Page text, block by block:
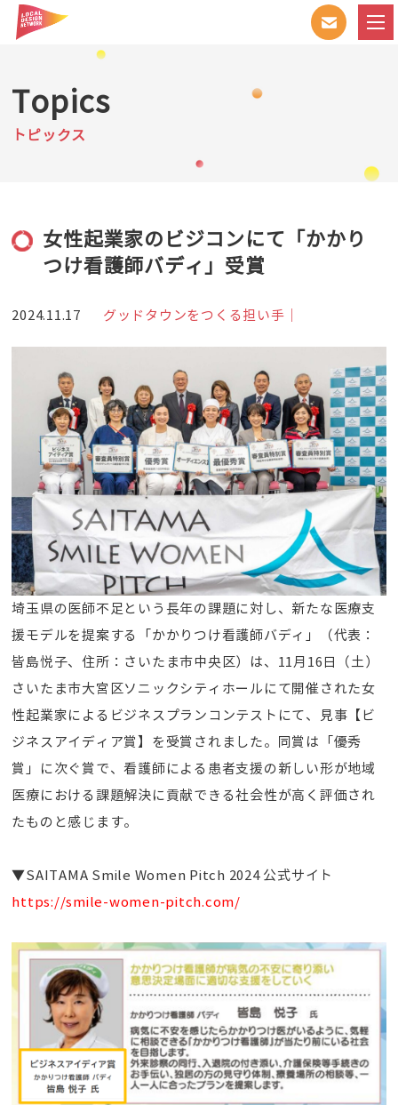
Topics
トピックス
女性起業家のビジコンにて「かかり
つけ看護師バディ」受賞
2024.11.17 グッドタウンをつくる担い手｜
埼玉県の医師不足という長年の課題に対し、新たな医療支
援モデルを提案する「かかりつけ看護師バディ」（代表：
皆島悦子、住所：さいたま市中央区）は、11月16日（土）
さいたま市大宮区ソニックシティホールにて開催された女
性起業家によるビジネスプランコンテストにて、見事【ビ
ジネスアイディア賞】を受賞されました。同賞は「優秀
賞」に次ぐ賞で、看護師による患者支援の新しい形が地域
医療における課題解決に貢献できる社会性が高く評価され
たものと感じます。
▼SAITAMA Smile Women Pitch 2024 公式サイト
https://smile-women-pitch.com/